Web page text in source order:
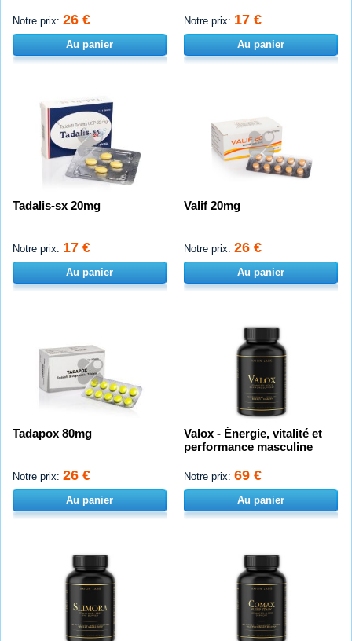
Notre prix: 26 €
Au panier
Notre prix: 17 €
Au panier
Tadalis-sx 20mg
Notre prix: 17 €
Au panier
Valif 20mg
Notre prix: 26 €
Au panier
Tadapox 80mg
Notre prix: 26 €
Au panier
Valox - Énergie, vitalité et
performance masculine
Notre prix: 69 €
Au panier